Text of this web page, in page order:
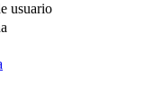
usuario